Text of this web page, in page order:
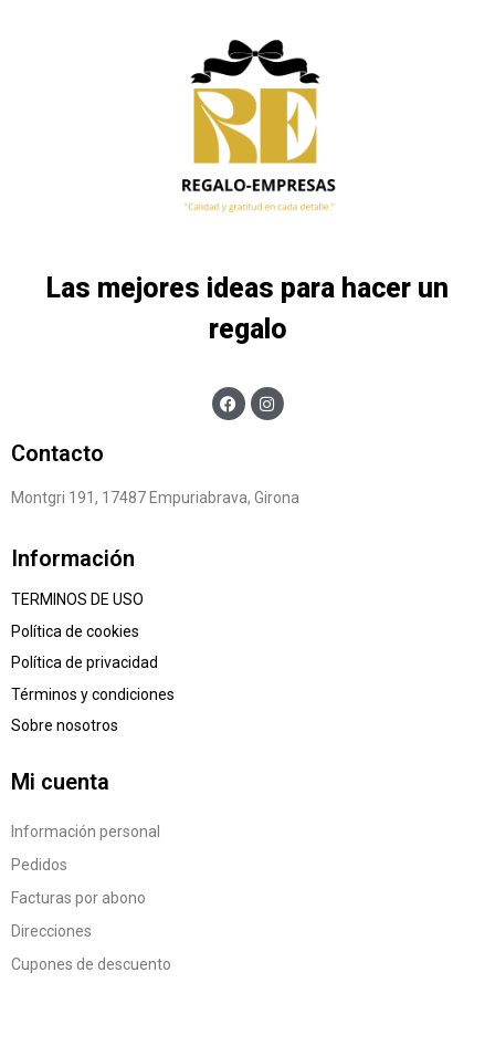
Las mejores ideas para hacer un
regalo
Contacto
Montgri 191, 17487 Empuriabrava, Girona
Información
TERMINOS DE USO
Política de cookies
Política de privacidad
Términos y condiciones
Sobre nosotros
Mi cuenta
Información personal
Pedidos
Facturas por abono
Direcciones
Cupones de descuento